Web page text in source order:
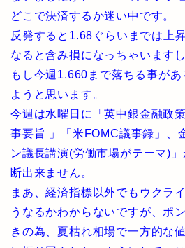
どこで決済するか迷い中です。
反発すると1.68ぐらいまでは上
なると含み損になっちゃいますし
もし今週1.660まで落ちる事が
ようと思います。
今週は水曜日に「英中銀金融政
事要旨 」「米FOMC議事録」、
ン議長講演(労働市場がテーマ)
断出来ません。
まあ、経済指標以外でもウクラ
うなるかわからないですが、ポ
きの為、夏枯れ相場で一方的な